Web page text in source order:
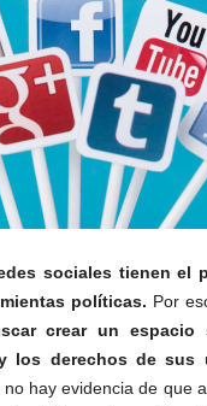
sociales tienen el
políticas. Por
crear un espacio
los derechos de sus
hay evidencia de que